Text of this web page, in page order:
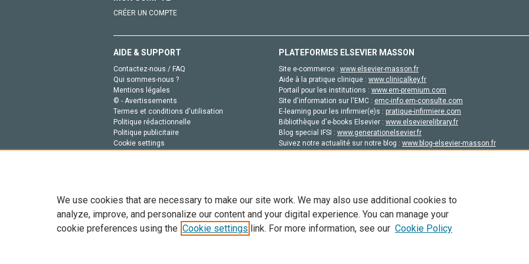
CRÉER UN COMPTE
AIDE & SUPPORT
Contactez-nous / FAQ
Qui sommes-nous ?
Mentions légales
© - Avertissements
Termes et conditions d'utilisation
Politique rédactionnelle
Politique publicitaire
Cookie settings
PLATEFORMES ELSEVIER MASSON
Site e-commerce : www.elsevier-masson.fr
Aide à la pratique clinique : www.clinicalkey.fr
Portail pour les institutions : www.em-premium.com
Site d'information sur l'EMC : emc-info.em-consulte.com
E-learning pour les infirmier(e)s : pratique-infirmiere.com
Bibliothèque d'e-books Elsevier : www.elsevierelibrary.fr
Blog special IFSI : www.generationelsevier.fr
Suivez notre actualité sur notre blog : www.blog-elsevier-masson.fr
Tout le contenu de ce site: Copyright © 2026 Elsevier, ses concédants de licence et ses contributeurs. Tout les droits sont réservés,
de données, a la formation en IA et aux technologies similaires. Pour tout contenu en libre accès, les conditions de licence
We use cookies that are necessary to make our site work. We may also use additional cookies to
analyze, improve, and personalize our content and your digital experience. You can manage your
cookie preferences using the Cookie settings link. For more information, see our Cookie Policy